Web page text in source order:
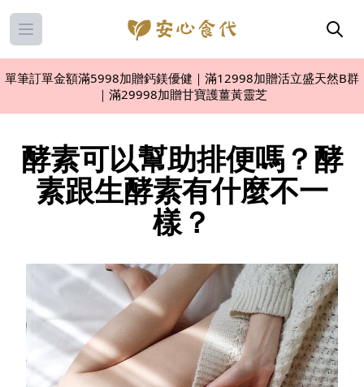
Open main menu
單筆訂單金額滿5998加贈鈣鎂優健｜滿12998加贈活立盛天然B群
｜滿29998加贈甘寶護薑黃靈芝
酵素可以幫助排便嗎？酵
素跟生酵素有什麼不一
樣？